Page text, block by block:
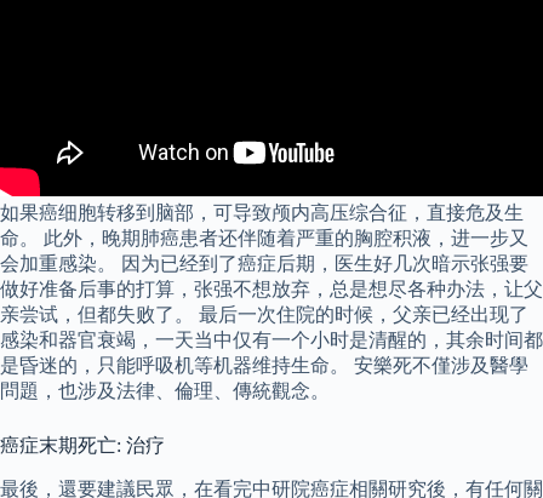
如果癌细胞转移到脑部，可导致颅内高压综合征，直接危及生
命。 此外，晚期肺癌患者还伴随着严重的胸腔积液，进一步又
会加重感染。 因为已经到了癌症后期，医生好几次暗示张强要
做好准备后事的打算，张强不想放弃，总是想尽各种办法，让父
亲尝试，但都失败了。 最后一次住院的时候，父亲已经出现了
感染和器官衰竭，一天当中仅有一个小时是清醒的，其余时间都
是昏迷的，只能呼吸机等机器维持生命。 安樂死不僅涉及醫學
問題，也涉及法律、倫理、傳統觀念。
癌症末期死亡: 治疗
最後，還要建議民眾，在看完中研院癌症相關研究後，有任何關